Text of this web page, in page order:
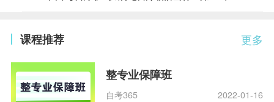
更多
课程推荐
整专业保障班
自考365 2022-01-16